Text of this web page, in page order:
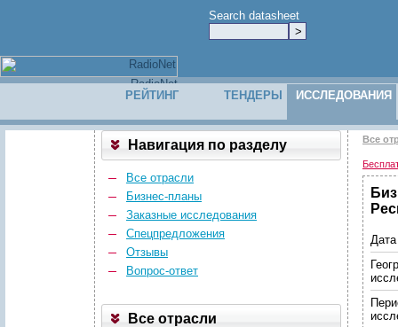
Search datasheet
РЕЙТИНГ ТЕНДЕРЫ ИССЛЕДОВАНИЯ
Навигация по разделу
Все отрасли
Бизнес-планы
Заказные исследования
Спецпредложения
Отзывы
Вопрос-ответ
Все отрасли
Все